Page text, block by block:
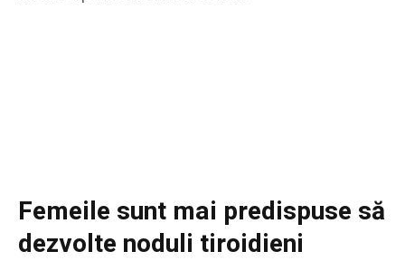
Femeile sunt mai predispuse să
dezvolte noduli tiroidieni